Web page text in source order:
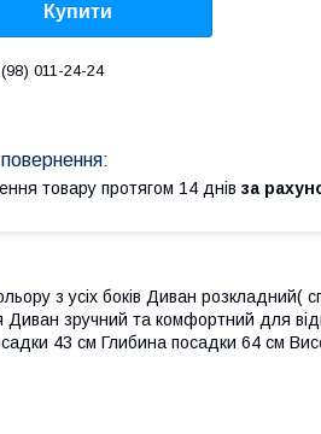
Купити
011-24-24
товару протягом 14 днів за
з усіх боків Диван розкладний(
зручний та комфортний для
43 см Глибина посадки 64 см